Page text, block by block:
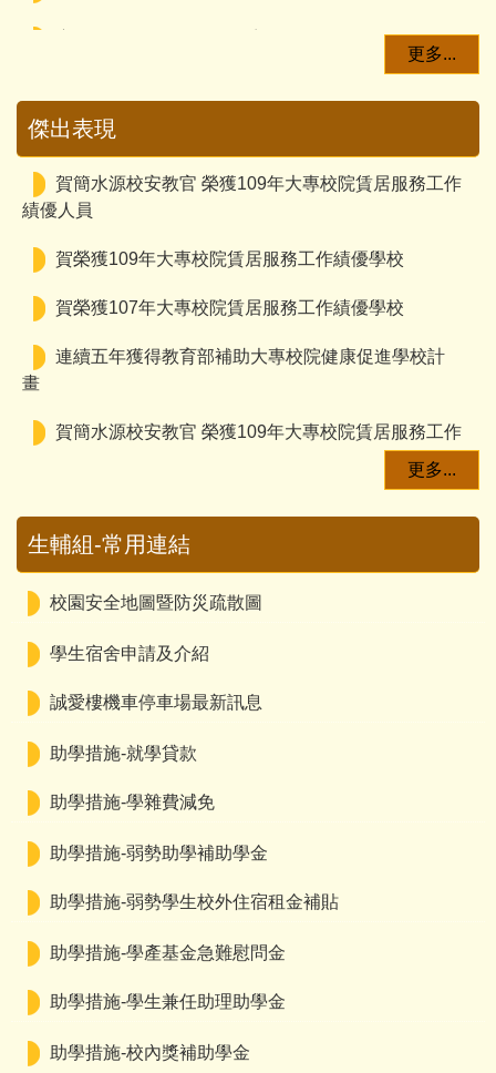
【轉知訊息】115年流感疫苗教育訓練課程公告
【轉知訊息】COVID-19疫苗公費接種延長至115年9
宿舍活動｜112下 - 自然系微笑彩妝術
宿舍活動｜113上 - 2024聖誕卡片祝福與冬至敘暖活
動
宿舍活動｜113上 - 紓壓洗髮餅DIY
宿舍活動｜112下 - 自然系微笑彩妝術
宿舍活動｜113下 - 自然系微笑彩妝術
宿舍活動｜113上 - 2024聖誕卡片祝福與冬至敘暖活
動
宿舍活動｜113上 - 紓壓洗髮餅DIY
更多...
傑出表現
連續五年獲得教育部補助大專校院健康促進學校計
畫
賀簡水源校安教官 榮獲109年大專校院賃居服務工作
績優人員
賀榮獲109年大專校院賃居服務工作績優學校
賀榮獲107年大專校院賃居服務工作績優學校
連續五年獲得教育部補助大專校院健康促進學校計
畫
賀簡水源校安教官 榮獲109年大專校院賃居服務工作
賀榮獲107年大專校院賃居服務工作績優學校
連續五年獲得教育部補助大專校院健康促進學校計
績優人員
賀榮獲109年大專校院賃居服務工作績優學校
賀榮獲107年大專校院賃居服務工作績優學校
連續五年獲得教育部補助大專校院健康促進學校計
績優人員
賀榮獲109年大專校院賃居服務工作績優學校
更多...
生輔組-常用連結
校園安全地圖暨防災疏散圖
學生宿舍申請及介紹
誠愛樓機車停車場最新訊息
助學措施-就學貸款
助學措施-學雜費減免
助學措施-弱勢助學補助學金
助學措施-弱勢學生校外住宿租金補貼
助學措施-學產基金急難慰問金
助學措施-學生兼任助理助學金
助學措施-校內獎補助學金